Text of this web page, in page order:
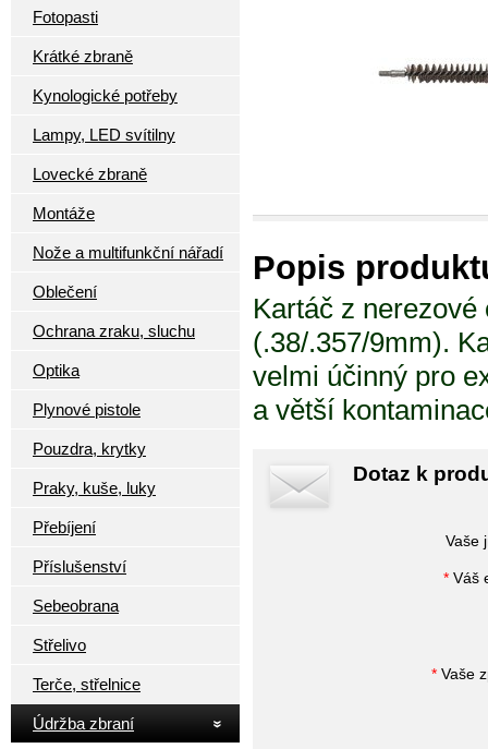
Fotopasti
Krátké zbraně
Kynologické potřeby
Lampy, LED svítilny
Lovecké zbraně
Montáže
Nože a multifunkční nářadí
Oblečení
Ochrana zraku, sluchu
Optika
Plynové pistole
Pouzdra, krytky
Praky, kuše, luky
Přebíjení
Příslušenství
Sebeobrana
Střelivo
Terče, střelnice
Údržba zbraní
Popis
Kartáč z
(.38/.357/9mm).
velmi účinný pro
a větší
Dotaz k
Vaše
* Váš
* Vaše